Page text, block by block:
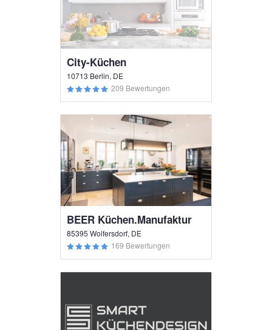
City-Küchen
10713 Berlin, DE
209 Bewertungen
BEER Küchen.Manufaktur
85395 Wolfersdorf, DE
169 Bewertungen